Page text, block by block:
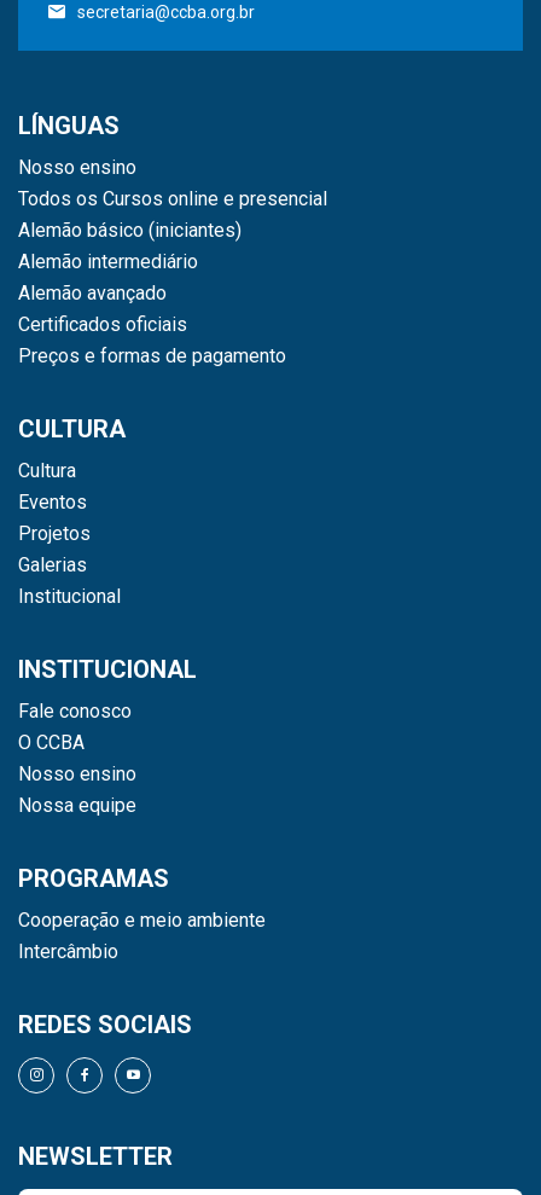
secretaria@ccba.org.br
LÍNGUAS
Nosso ensino
Todos os Cursos online e presencial
Alemão básico (iniciantes)
Alemão intermediário
Alemão avançado
Certificados oficiais
Preços e formas de pagamento
CULTURA
Cultura
Eventos
Projetos
Galerias
Institucional
INSTITUCIONAL
Fale conosco
O CCBA
Nosso ensino
Nossa equipe
PROGRAMAS
Cooperação e meio ambiente
Intercâmbio
REDES SOCIAIS
NEWSLETTER